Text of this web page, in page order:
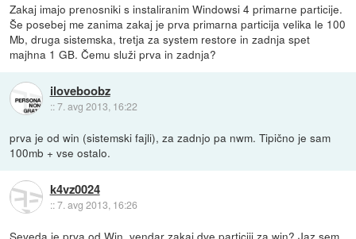
Zakaj imajo prenosniki s instaliranim Windowsi 4 primarne particije.
Še posebej me zanima zakaj je prva primarna particija velika le 100
Mb, druga sistemska, tretja za system restore in zadnja spet
majhna 1 GB. Čemu služi prva in zadnja?
iloveboobz
::7. avg 2013, 16:22
prva je od win (sistemski fajli), za zadnjo pa nwm. Tipično je sam
100mb + vse ostalo.
k4vz0024
::7. avg 2013, 16:26